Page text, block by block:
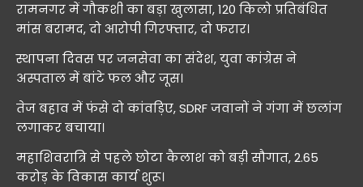
रामनगर में गौकशी का बड़ा खुलासा, 120 किलो प्रतिबंधित
मांस बरामद, दो आरोपी गिरफ्तार, दो फरार।
स्थापना दिवस पर जनसेवा का संदेश, युवा कांग्रेस ने
अस्पताल में बांटे फल और जूस।
तेज बहाव में फंसे दो कांवड़िए, SDRF जवानों ने गंगा में छलांग
लगाकर बचाया।
महाशिवरात्रि से पहले छोटा कैलाश को बड़ी सौगात, 2.65
करोड़ के विकास कार्य शुरू।